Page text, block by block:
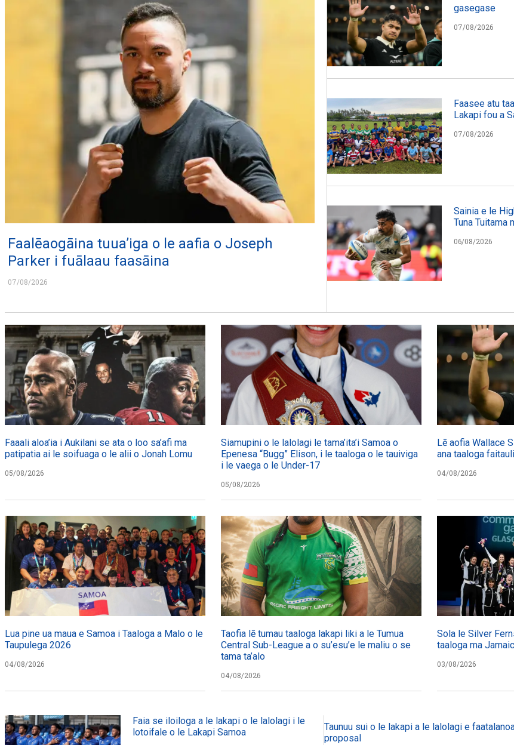
Faalēaogāina tuua’iga o le aafia o Joseph
Parker i fuālaau faasāina
07/08/2026
gasegase
07/08/2026
Faasee atu
Lakapi fou a
07/08/2026
Sainia e le
Tuna Tuitama
06/08/2026
Faaali aloa’ia i Aukilani se ata o loo sa’afi ma
patipatia ai le soifuaga o le alii o Jonah Lomu
05/08/2026
Siamupini o le lalolagi le tama’ita’i Samoa o
Epenesa “Bugg” Elison, i le taaloga o le tauiviga
i le vaega o le Under-17
05/08/2026
Lē aofia Wallace
ana taaloga
04/08/2026
Lua pine ua maua e Samoa i Taaloga a Malo o le
Taupulega 2026
04/08/2026
Taofia lē tumau taaloga lakapi liki a le Tumua
Central Sub-League a o su’esu’e le maliu o se
tama ta’alo
04/08/2026
Sola le Silver
taaloga ma
03/08/2026
Faia se iloiloga a le lakapi o le lalolagi i le
lotoifale o le Lakapi Samoa
Taunuu sui o le lakapi a le lalolagi e
proposal